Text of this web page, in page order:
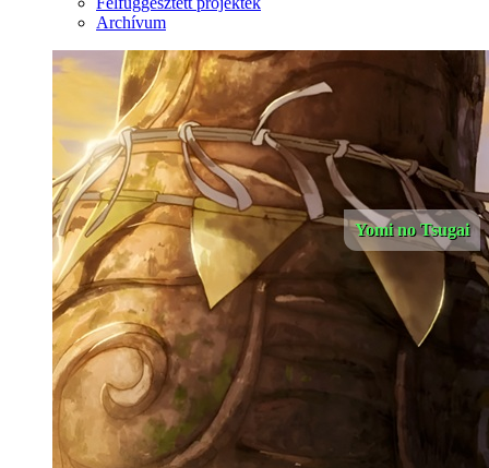
Archívum
Yomi no Tsugai